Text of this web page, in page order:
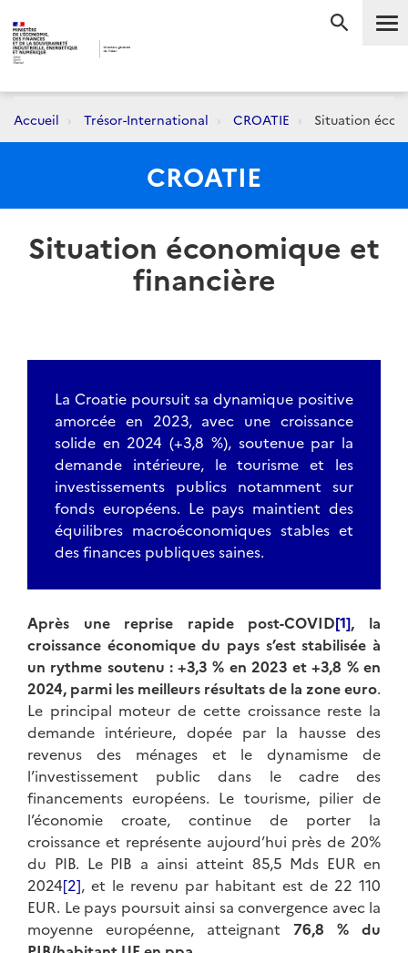
Accueil Trésor-International CROATIE Situation
CROATIE
Situation économique et
financière
La Croatie poursuit sa dynamique positive
amorcée en 2023, avec une croissance
solide en 2024 (+3,8 %), soutenue par la
demande intérieure, le tourisme et les
investissements publics notamment sur
fonds européens. Le pays maintient des
équilibres macroéconomiques stables et
des finances publiques saines.
Après une reprise rapide post-COVID[1], la
croissance économique du pays s’est stabilisée à
un rythme soutenu : +3,3 % en 2023 et +3,8 % en
2024, parmi les meilleurs résultats de la zone euro.
Le principal moteur de cette croissance reste la
demande intérieure, dopée par la hausse des
revenus des ménages et le dynamisme de
l’investissement public dans le cadre des
financements européens. Le tourisme, pilier de
l’économie croate, continue de porter la
croissance et représente aujourd’hui près de 20%
du PIB. Le PIB a ainsi atteint 85,5 Mds EUR en
2024[2], et le revenu par habitant est de 22 110
EUR. Le pays poursuit ainsi sa convergence avec la
moyenne européenne, atteignant 76,8 % du